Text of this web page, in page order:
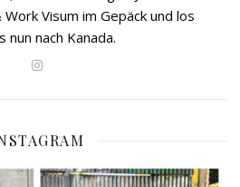
Visum im Gepäck und los
nun nach Kanada.